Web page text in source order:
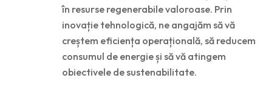
în resurse regenerabile valoroase. Prin
inovație tehnologică, ne angajăm să vă
creștem eficiența operațională, să reducem
consumul de energie și să vă atingem
obiectivele de sustenabilitate.